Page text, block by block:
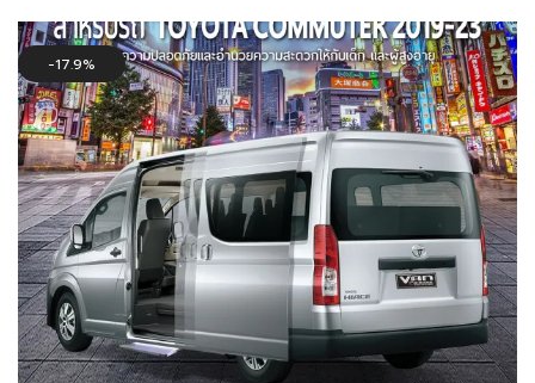
32,000฿.28,000฿.
17.9%